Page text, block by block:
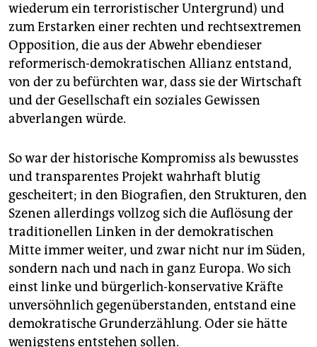
wiederum ein terroristischer Untergrund) und
zum Erstarken einer rechten und rechtsextremen
Opposition, die aus der Abwehr ebendieser
reformerisch-demokratischen Allianz entstand,
von der zu befürchten war, dass sie der Wirtschaft
und der Gesellschaft ein soziales Gewissen
abverlangen würde.
So war der historische Kompromiss als bewusstes
und transparentes Projekt wahrhaft blutig
gescheitert; in den Biografien, den Strukturen, den
Szenen allerdings vollzog sich die Auflösung der
traditionellen Linken in der demokratischen
Mitte immer weiter, und zwar nicht nur im Süden,
sondern nach und nach in ganz Europa. Wo sich
einst linke und bürgerlich-konservative Kräfte
unversöhnlich gegenüberstanden, entstand eine
demokratische Grunderzählung. Oder sie hätte
wenigstens entstehen sollen.